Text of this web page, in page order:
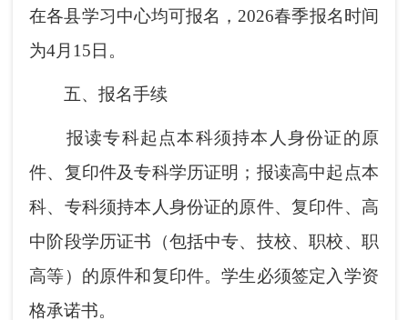
在各县学习中心均可报名，2026春季报名时间
为4月15日。
五、报名手续
报读专科起点本科须持本人身份证的原
件、复印件及专科学历证明；报读高中起点本
科、专科须持本人身份证的原件、复印件、高
中阶段学历证书（包括中专、技校、职校、职
高等）的原件和复印件。学生必须签定入学资
格承诺书。